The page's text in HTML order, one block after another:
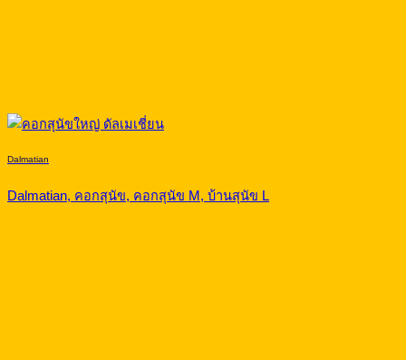
Dalmatian
Dalmatian, คอกสุนัข, คอกสุนัข M, บ้านสุนัข L